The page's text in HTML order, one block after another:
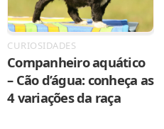
CURIOSIDADES
Companheiro aquático
– Cão d’água: conheça as
4 variações da raça